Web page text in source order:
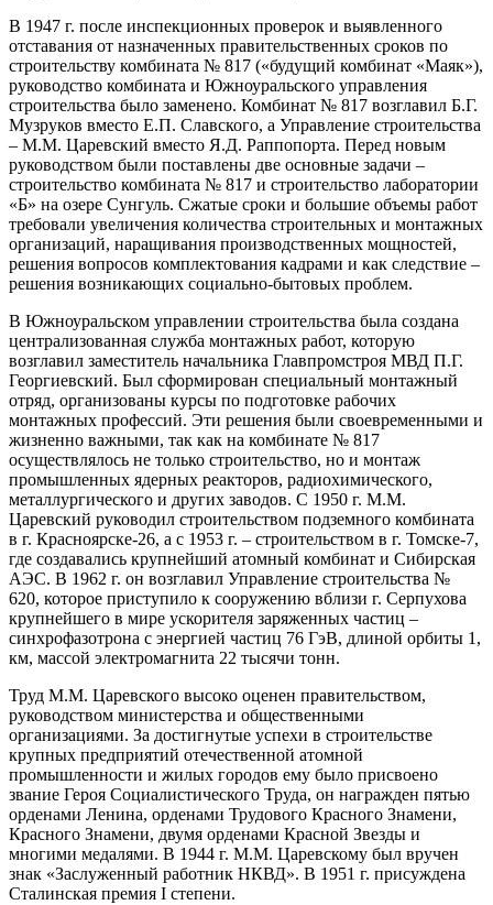
В 1947 г. после инспекционных проверок и выявленного
отставания от назначенных правительственных сроков по
строительству комбината № 817 («будущий комбинат «Маяк»),
руководство комбината и Южноуральского управления
строительства было заменено. Комбинат № 817 возглавил Б.Г.
Музруков вместо Е.П. Славского, а Управление строительства
– М.М. Царевский вместо Я.Д. Раппопорта. Перед новым
руководством были поставлены две основные задачи –
строительство комбината № 817 и строительство лаборатории
«Б» на озере Сунгуль. Сжатые сроки и большие объемы работ
требовали увеличения количества строительных и монтажных
организаций, наращивания производственных мощностей,
решения вопросов комплектования кадрами и как следствие –
решения возникающих социально-бытовых проблем.
В Южноуральском управлении строительства была создана
централизованная служба монтажных работ, которую
возглавил заместитель начальника Главпромстроя МВД П.Г.
Георгиевский. Был сформирован специальный монтажный
отряд, организованы курсы по подготовке рабочих
монтажных профессий. Эти решения были своевременными и
жизненно важными, так как на комбинате № 817
осуществлялось не только строительство, но и монтаж
промышленных ядерных реакторов, радиохимического,
металлургического и других заводов. С 1950 г. М.М.
Царевский руководил строительством подземного комбината
в г. Красноярске-26, а с 1953 г. – строительством в г. Томске-7,
где создавались крупнейший атомный комбинат и Сибирская
АЭС. В 1962 г. он возглавил Управление строительства №
620, которое приступило к сооружению вблизи г. Серпухова
крупнейшего в мире ускорителя заряженных частиц –
синхрофазотрона с энергией частиц 76 ГэВ, длиной орбиты 1,
км, массой электромагнита 22 тысячи тонн.
Труд М.М. Царевского высоко оценен правительством,
руководством министерства и общественными
организациями. За достигнутые успехи в строительстве
крупных предприятий отечественной атомной
промышленности и жилых городов ему было присвоено
звание Героя Социалистического Труда, он награжден пятью
орденами Ленина, орденами Трудового Красного Знамени,
Красного Знамени, двумя орденами Красной Звезды и
многими медалями. В 1944 г. М.М. Царевскому был вручен
знак «Заслуженный работник НКВД». В 1951 г. присуждена
Сталинская премия I степени.